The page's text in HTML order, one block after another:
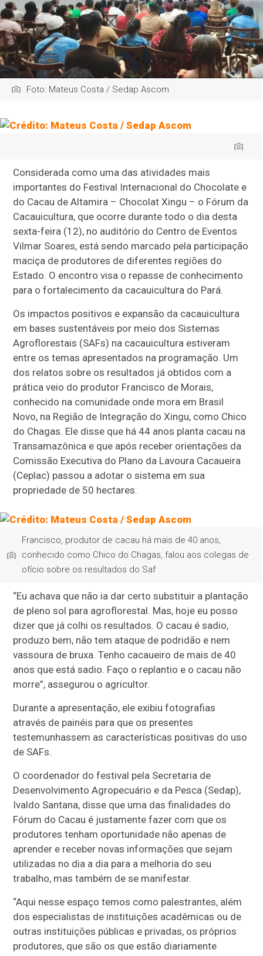
Foto: Mateus Costa / Sedap Ascom
Considerada como uma das atividades mais
importantes do Festival Internacional do Chocolate e
do Cacau de Altamira – Chocolat Xingu – o Fórum da
Cacauicultura, que ocorre durante todo o dia desta
sexta-feira (12), no auditório do Centro de Eventos
Vilmar Soares, está sendo marcado pela participação
maciça de produtores de diferentes regiões do
Estado. O encontro visa o repasse de conhecimento
para o fortalecimento da cacauicultura do Pará.
Os impactos positivos e expansão da cacauicultura
em bases sustentáveis por meio dos Sistemas
Agroflorestais (SAFs) na cacauicultura estiveram
entre os temas apresentados na programação. Um
dos relatos sobre os resultados já obtidos com a
prática veio do produtor Francisco de Morais,
conhecido na comunidade onde mora em Brasil
Novo, na Região de Integração do Xingu, como Chico
do Chagas. Ele disse que há 44 anos planta cacau na
Transamazônica e que após receber orientações da
Comissão Executiva do Plano da Lavoura Cacaueira
(Ceplac) passou a adotar o sistema em sua
propriedade de 50 hectares.
Francisco, produtor de cacau há mais de 40 anos,
conhecido como Chico do Chagas, falou aos colegas de
ofício sobre os resultados do Saf
“Eu achava que não ia dar certo substituir a plantação
de pleno sol para agroflorestal. Mas, hoje eu posso
dizer que já colhi os resultados. O cacau é sadio,
produzo bem, não tem ataque de podridão e nem
vassoura de bruxa. Tenho cacaueiro de mais de 40
anos que está sadio. Faço o replantio e o cacau não
morre”, assegurou o agricultor.
Durante a apresentação, ele exibiu fotografias
através de painéis para que os presentes
testemunhassem as características positivas do uso
de SAFs.
O coordenador do festival pela Secretaria de
Desenvolvimento Agropecuário e da Pesca (Sedap),
Ivaldo Santana, disse que uma das finalidades do
Fórum do Cacau é justamente fazer com que os
produtores tenham oportunidade não apenas de
aprender e receber novas informações que sejam
utilizadas no dia a dia para a melhoria do seu
trabalho, mas também de se manifestar.
“Aqui nesse espaço temos como palestrantes, além
dos especialistas de instituições acadêmicas ou de
outras instituições públicas e privadas, os próprios
produtores, que são os que estão diariamente